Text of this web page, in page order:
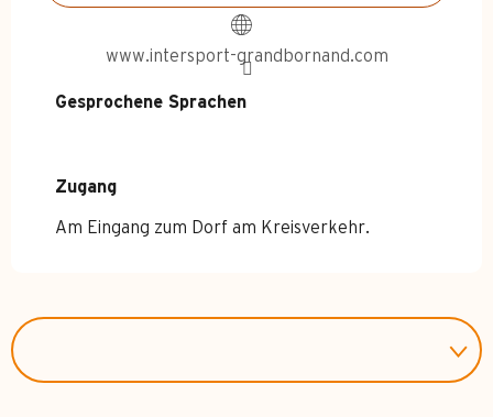
www.intersport-grandbornand.com
Gesprochene Sprachen
Gesprochene Sprachen
Zugang
Zugang
Am Eingang zum Dorf am Kreisverkehr.